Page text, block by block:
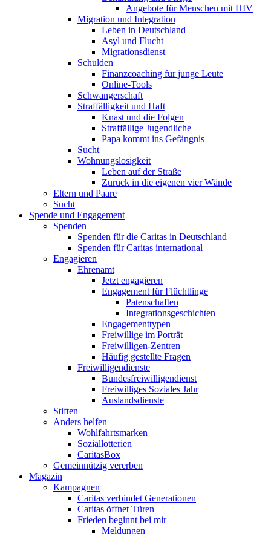
Angebote für Menschen mit HIV
Migration und Integration
Leben in Deutschland
Asyl und Flucht
Migrationsdienst
Schulden
Finanzcoaching für junge Leute
Online-Tools
Schwangerschaft
Straffälligkeit und Haft
Knast und die Folgen
Straffällige Jugendliche
Papa kommt ins Gefängnis
Sucht
Wohnungslosigkeit
Leben auf der Straße
Zurück in die eigenen vier Wände
Eltern und Paare
Sucht
Spende und Engagement
Spenden
Spenden für die Caritas in Deutschland
Spenden für Caritas international
Engagieren
Ehrenamt
Jetzt engagieren
Engagement für Flüchtlinge
Patenschaften
Integrationsgeschichten
Engagementtypen
Freiwillige im Porträt
Freiwilligen-Zentren
Häufig gestellte Fragen
Freiwilligendienste
Bundesfreiwilligendienst
Freiwilliges Soziales Jahr
Auslandsdienste
Stiften
Anders helfen
Wohlfahrtsmarken
Soziallotterien
CaritasBox
Gemeinnützig vererben
Magazin
Kampagnen
Caritas verbindet Generationen
Caritas öffnet Türen
Frieden beginnt bei mir
Meldungen